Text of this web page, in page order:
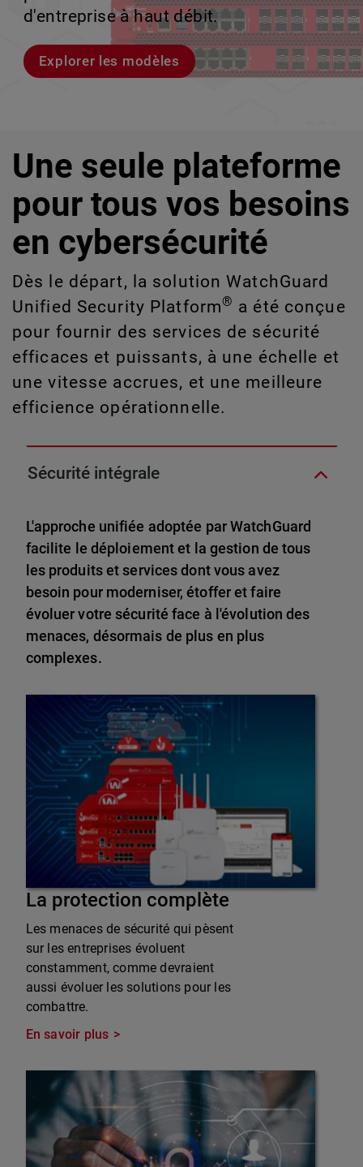
d'entreprise à haut débit.
Explorer les modèles
de l'information que vous ne pouvez pas
détecter ou gérer manuellement à grande
échelle.
équipe puisse évoluer sans interruption.
Voici Rai
croissance évolutive.
Découvrez WatchGuard EDR
Une seule plateforme
pour tous vos besoins
en cybersécurité
Dès le départ, la solution WatchGuard
Unified Security Platform® a été conçue
pour fournir des services de sécurité
efficaces et puissants, à une échelle et
une vitesse accrues, et une meilleure
efficience opérationnelle.
Sécurité intégrale
L'approche unifiée adoptée par WatchGuard
facilite le déploiement et la gestion de tous
les produits et services dont vous avez
besoin pour moderniser, étoffer et faire
évoluer votre sécurité face à l'évolution des
menaces, désormais de plus en plus
complexes.
La protection complète
Les menaces de sécurité qui pèsent
sur les entreprises évoluent
constamment, comme devraient
aussi évoluer les solutions pour les
combattre.
En savoir plus